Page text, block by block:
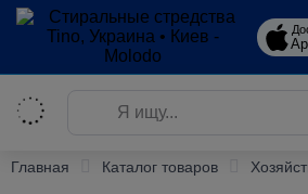
Главная Каталог товаров